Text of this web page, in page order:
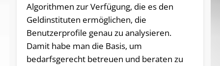
Algorithmen zur Verfügung, die es den
Geldinstituten ermöglichen, die
Benutzerprofile genau zu analysieren.
Damit habe man die Basis, um
bedarfsgerecht betreuen und beraten zu